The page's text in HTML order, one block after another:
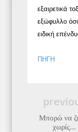
εξαιρετικά
εξώφυλλο όσο
ειδική
ΠΗΓΗ
Μπορώ να
χωρίς...